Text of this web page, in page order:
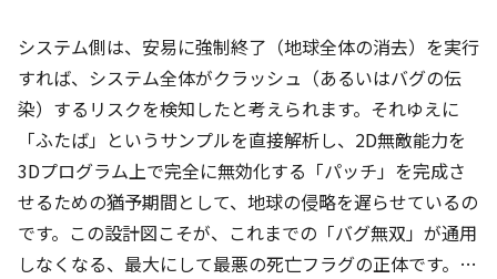
システム側は、安易に強制終了（地球全体の消去）を実行
すれば、システム全体がクラッシュ（あるいはバグの伝
染）するリスクを検知したと考えられます。それゆえに
「ふたば」というサンプルを直接解析し、2D無敵能力を
3Dプログラム上で完全に無効化する「パッチ」を完成さ
せるための猶予期間として、地球の侵略を遅らせているの
です。この設計図こそが、これまでの「バグ無双」が通用
しなくなる、最大にして最悪の死亡フラグの正体です。…